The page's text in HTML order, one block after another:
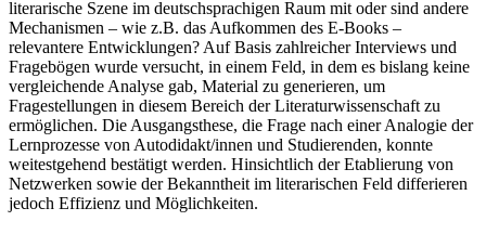
literarische Szene im deutschsprachigen Raum mit oder sind andere
Mechanismen – wie z.B. das Aufkommen des E-Books –
relevantere Entwicklungen? Auf Basis zahlreicher Interviews und
Fragebögen wurde versucht, in einem Feld, in dem es bislang keine
vergleichende Analyse gab, Material zu generieren, um
Fragestellungen in diesem Bereich der Literaturwissenschaft zu
ermöglichen. Die Ausgangsthese, die Frage nach einer Analogie der
Lernprozesse von Autodidakt/innen und Studierenden, konnte
weitestgehend bestätigt werden. Hinsichtlich der Etablierung von
Netzwerken sowie der Bekanntheit im literarischen Feld differieren
jedoch Effizienz und Möglichkeiten.